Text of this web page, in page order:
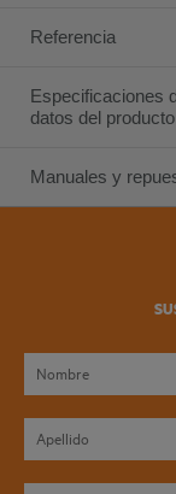
Referencia
Especificaciones
datos del producto
Manuales y